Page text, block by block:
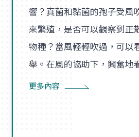
響？真菌和黏菌的孢子受風
來繁殖，是否可以觀察到正
物種？當風輕輕吹過，可以
舉。在風的協助下，興奮地
孢子的盛況，在精彩過程中
更多內容